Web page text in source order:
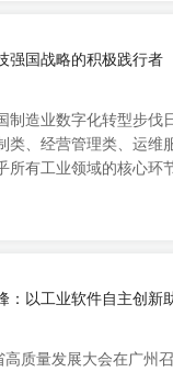
强国战略的积极践行者
制造业数字化转型步伐
类、经营管理类、运维
所有工业领域的核心环
：以工业软件自主创新
高质量发展大会在广州